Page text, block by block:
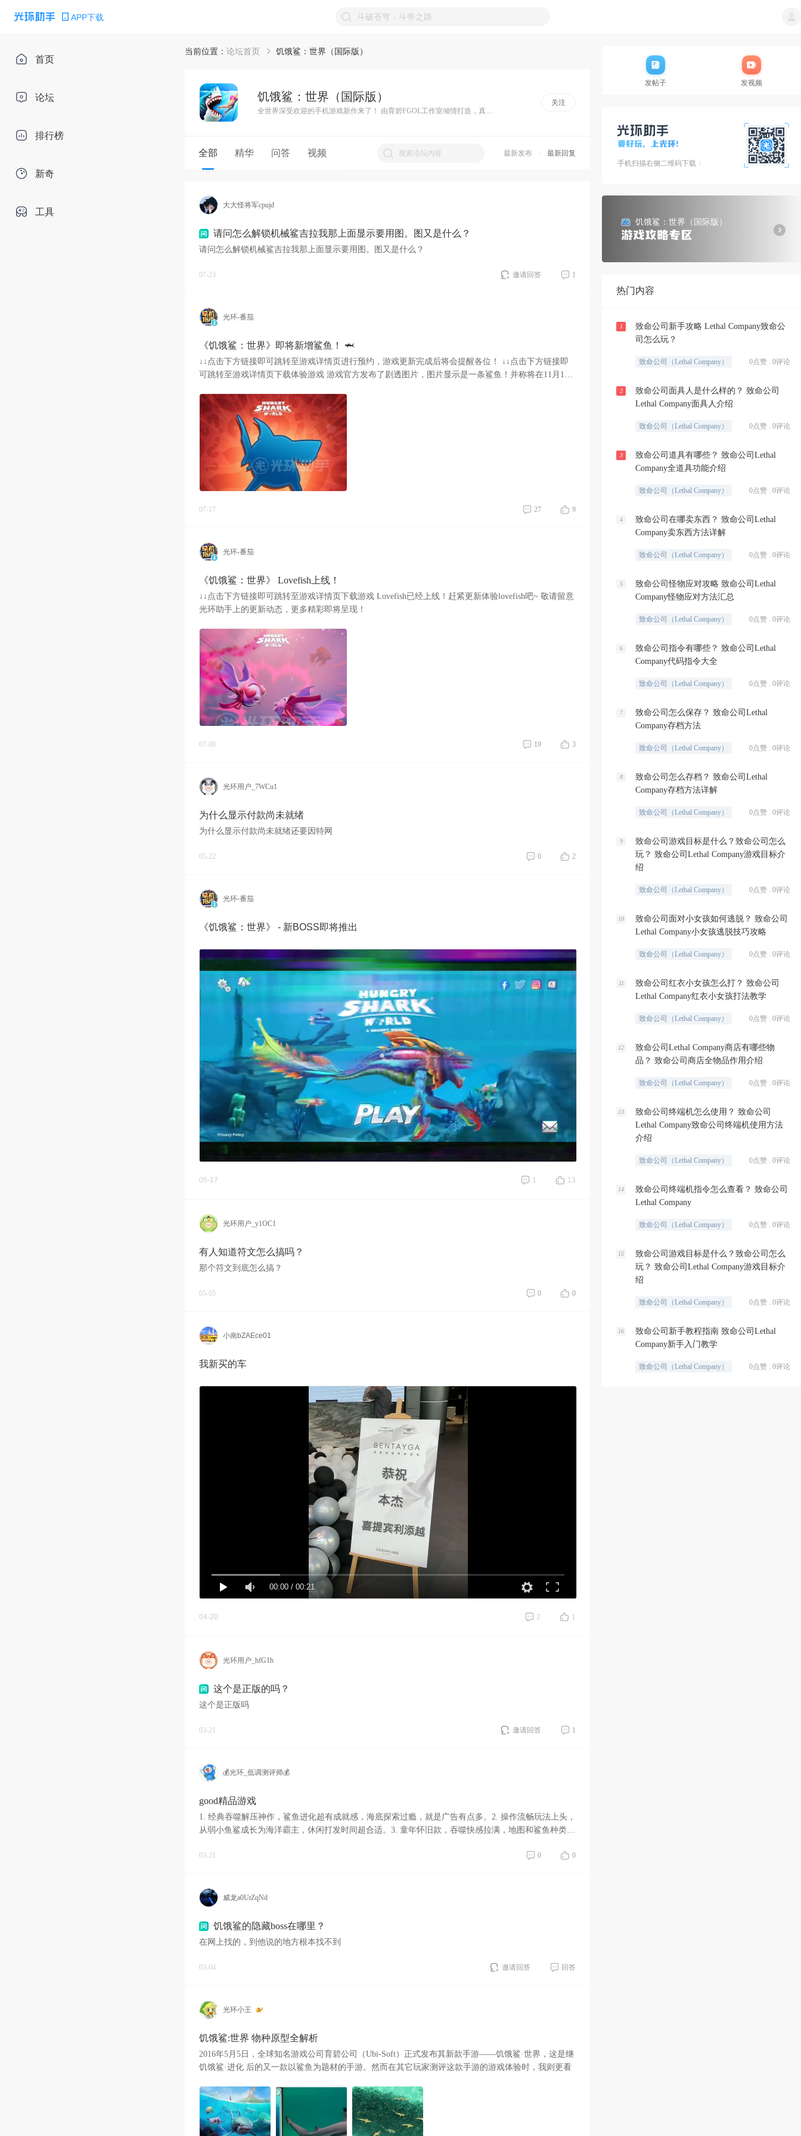
APP下载
首页
论坛
排行榜
新奇
工具
当前位置： 论坛首页 饥饿鲨：世界（国际版）
饥饿鲨：世界（国际版）
全世界深受欢迎的手机游戏新作来了！ 由育碧FGOL工作室倾情打造，真3D立体画面，家用游戏机品质的手游大作全面启航！ 全新的几十种鲨鱼，将在前所未有的开放式世界进行生存挑战！ 现在就出发，在海洋世界的食物链中再次超越你的极限吧！ 33 种鲨鱼 有 8 种不同级别与大小的鲨鱼任你挑选，包含最有名的海洋掠食者：大白鲨！ 超级大开放式世界 探索优美的太平洋岛屿、冰冷的北极海域、异国阿拉伯海还有现在的中南海，一个充满新鲜无知猎物的热闹都会海域！ 把眼睛睁大 体验无与伦比的美艳 3D 海底世界与疯狂喂食的世界！ 看哪只最饿的可以存活最久 在水里充满着超过百种各式各样的生物！吃或是被吃...鲸鱼、潜水艇还有那些无知的游客！ 超酷的鲨鱼道具 升级你的鲨鱼装上超酷的装备，要大力一点、游快一点更饿一点！每只鲨鱼都需要、耳机、雨伞还有超炫的喷射背包！ 超级造型 用独特造型自订你的掠食者！这些超酷外观不只能解放你内在鲨鱼的个性，还能使你的属性达到最大值！ 疯狂任务与凶猛魔王 挑战超过 20 种不同样的任务包含最高分挑战、狩猎还有传奇的魔王大战！ 热心狩猎宠物 鲨鱼宝宝、鲸鱼、章鱼甚至是白头鹰都有特殊能力增加你的体力、分数还有更多！ 惊喜的美食方案 解放你天生猎人的潜能：超级大模式、冲刺、爆炸、催眠还有更多！ 灭绝模式 逃离深渊，拯救即将遭到毁灭的世界。有恃无恐！启用顶级鲨鱼的能力，在海洋中怒掀波滔。
关注
全部 精华 问答 视频 最新发布 最新回复
大大怪将军cpujd
请问怎么解锁机械鲨吉拉我那上面显示要用图。图又是什么？
请问怎么解锁机械鲨吉拉我那上面显示要用图。图又是什么？
07-23 邀请回答 1
光环-番茄
《饥饿鲨：世界》即将新增鲨鱼！ 🦈
↓↓点击下方链接即可跳转至游戏详情页进行预约，游戏更新完成后将会提醒各位！ ↓↓点击下方链接即
可跳转至游戏详情页下载体验游戏 游戏官方发布了剧透图片，图片显示是一条鲨鱼！并称将在11月17
07-17 27 9
光环-番茄
《饥饿鲨：世界》 Lovefish上线！
↓↓点击下方链接即可跳转至游戏详情页下载游戏 Lovefish已经上线！赶紧更新体验lovefish吧~ 敬请留意
光环助手上的更新动态，更多精彩即将呈现！
07-08 19 3
光环用户_7WCu1
为什么显示付款尚未就绪
为什么显示付款尚未就绪还要因特网
05-22 0 2
光环-番茄
《饥饿鲨：世界》 - 新BOSS即将推出
05-17 1 13
光环用户_y1OC1
有人知道符文怎么搞吗？
那个符文到底怎么搞？
05-05 0 0
小南bZAEce01
我新买的车
00:00 / 00:21
04-20 2 1
光环用户_hfG1h
这个是正版的吗？
这个是正版吗
03-21 邀请回答 1
💰光环_低调测评师💰
good精品游戏
1. 经典吞噬解压神作，鲨鱼进化超有成就感，海底探索过瘾，就是广告有点多。2. 操作流畅玩法上头，
从弱小鱼鲨成长为海洋霸主，休闲打发时间超合适。3. 童年怀旧款，吞噬快感拉满，地图和鲨鱼种类丰
03-21 0 0
威龙a0UtZqNd
饥饿鲨的隐藏boss在哪里？
在网上找的，到他说的地方根本找不到
03-04 邀请回答 回答
光环小王
饥饿鲨:世界 物种原型全解析
2016年5月5日，全球知名游戏公司育碧公司（Ubi-Soft）正式发布其新款手游——饥饿鲨·世界，这是继
饥饿鲨·进化 后的又一款以鲨鱼为题材的手游。然而在其它玩家测评这款手游的游戏体验时，我则更看
发帖子 发视频
手机扫描右侧二维码下载
饥饿鲨：世界（国际版）
热门内容
1
致命公司新手攻略 Lethal Company致命公
司怎么玩？
致命公司（Lethal Company） 0点赞 . 0评论
2
致命公司面具人是什么样的？ 致命公司
Lethal Company面具人介绍
致命公司（Lethal Company） 0点赞 . 0评论
3
致命公司道具有哪些？ 致命公司Lethal
Company全道具功能介绍
致命公司（Lethal Company） 0点赞 . 0评论
4
致命公司在哪卖东西？ 致命公司Lethal
Company卖东西方法详解
致命公司（Lethal Company） 0点赞 . 0评论
5
致命公司怪物应对攻略 致命公司Lethal
Company怪物应对方法汇总
致命公司（Lethal Company） 0点赞 . 0评论
6
致命公司指令有哪些？ 致命公司Lethal
Company代码指令大全
致命公司（Lethal Company） 0点赞 . 0评论
7
致命公司怎么保存？ 致命公司Lethal
Company存档方法
致命公司（Lethal Company） 0点赞 . 0评论
8
致命公司怎么存档？ 致命公司Lethal
Company存档方法详解
致命公司（Lethal Company） 0点赞 . 0评论
9
致命公司游戏目标是什么？致命公司怎么
玩？ 致命公司Lethal Company游戏目标介
绍
致命公司（Lethal Company） 0点赞 . 0评论
10
致命公司面对小女孩如何逃脱？ 致命公司
Lethal Company小女孩逃脱技巧攻略
致命公司（Lethal Company） 0点赞 . 0评论
11
致命公司红衣小女孩怎么打？ 致命公司
Lethal Company红衣小女孩打法教学
致命公司（Lethal Company） 0点赞 . 0评论
12
致命公司Lethal Company商店有哪些物
品？ 致命公司商店全物品作用介绍
致命公司（Lethal Company） 0点赞 . 0评论
13
致命公司终端机怎么使用？ 致命公司
Lethal Company致命公司终端机使用方法
介绍
致命公司（Lethal Company） 0点赞 . 0评论
14
致命公司终端机指令怎么查看？ 致命公司
Lethal Company
致命公司（Lethal Company） 0点赞 . 0评论
15
致命公司游戏目标是什么？致命公司怎么
玩？ 致命公司Lethal Company游戏目标介
绍
致命公司（Lethal Company） 0点赞 . 0评论
16
致命公司新手教程指南 致命公司Lethal
Company新手入门教学
致命公司（Lethal Company） 0点赞 . 0评论